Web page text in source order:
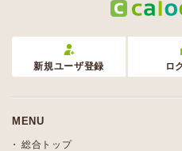
新規ユーザ登録 ロ
MENU
総合トップ